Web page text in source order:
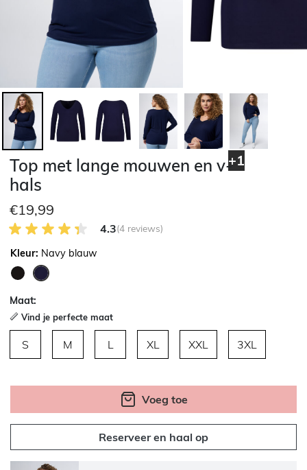
+1
Top met lange mouwen en v-
hals
€19,99
4.3 van 5 Klantenbeoordeling
4.3(4 reviews)
Kleur: Navy blauw
Maat:
Vind je perfecte maat
S M L XL XXL 3XL
Voeg toe
Reserveer en haal op